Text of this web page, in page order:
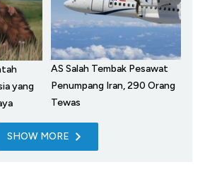
yang
AS Salah Tembak Pesawat
Penumpang Iran, 290 Orang
Tewas
SHOW MORE